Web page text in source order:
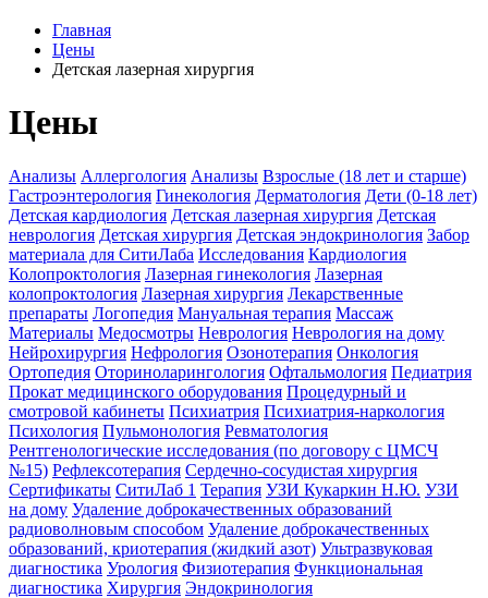
Главная
Цены
Детская лазерная хирургия
Цены
Анализы Аллергология Анализы Взрослые (18 лет и старше)
Гастроэнтерология Гинекология Дерматология Дети (0-18 лет)
Детская кардиология Детская лазерная хирургия Детская
неврология Детская хирургия Детская эндокринология Забор
материала для СитиЛаба Исследования Кардиология
Колопроктология Лазерная гинекология Лазерная
колопроктология Лазерная хирургия Лекарственные
препараты Логопедия Мануальная терапия Массаж
Материалы Медосмотры Неврология Неврология на дому
Нейрохирургия Нефрология Озонотерапия Онкология
Ортопедия Оториноларингология Офтальмология Педиатрия
Прокат медицинского оборудования Процедурный и
смотровой кабинеты Психиатрия Психиатрия-наркология
Психология Пульмонология Ревматология
Рентгенологические исследования (по договору с ЦМСЧ
№15) Рефлексотерапия Сердечно-сосудистая хирургия
Сертификаты СитиЛаб 1 Терапия УЗИ Кукаркин Н.Ю. УЗИ
на дому Удаление доброкачественных образований
радиоволновым способом Удаление доброкачественных
образований, криотерапия (жидкий азот) Ультразвуковая
диагностика Урология Физиотерапия Функциональная
диагностика Хирургия Эндокринология